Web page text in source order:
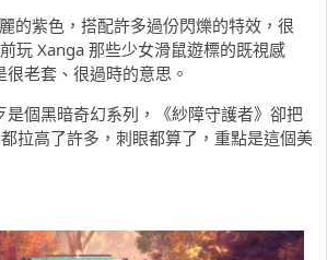
的紫色，搭配許多過份閃爍的特效，很
玩 Xanga 那些少女滑鼠遊標的既視感
老套、很過時的意思。
是個黑暗奇幻系列，《紗障守護者》卻把
拉高了許多，刺眼都算了，重點是這個美